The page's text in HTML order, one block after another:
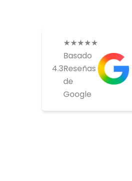
4.3
★★★★★
Basado
Reseñas
de
Google